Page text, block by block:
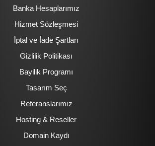
Banka Hesaplarımız
Hizmet Sözleşmesi
İptal ve İade Şartları
Gizlilik Politikası
Bayilik Programı
Tasarım Seç
Referanslarımız
Hosting & Reseller
Domain Kaydı